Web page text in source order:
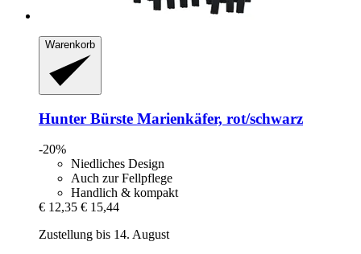
Warenkorb
Hunter Bürste Marienkäfer, rot/schwarz
-20%
Niedliches Design
Auch zur Fellpflege
Handlich & kompakt
€ 12,35 € 15,44
Zustellung bis 14. August